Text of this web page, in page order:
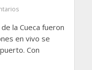
la Cueca fueron
en vivo se
Con